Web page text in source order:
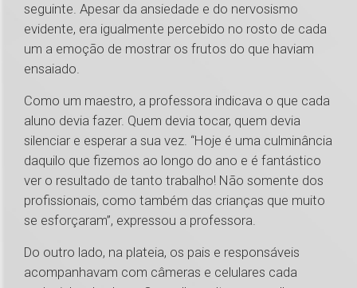
seguinte. Apesar da ansiedade e do nervosismo
evidente, era igualmente percebido no rosto de cada
um a emoção de mostrar os frutos do que haviam
ensaiado.
Como um maestro, a professora indicava o que cada
aluno devia fazer. Quem devia tocar, quem devia
silenciar e esperar a sua vez. “Hoje é uma culminância
daquilo que fizemos ao longo do ano e é fantástico
ver o resultado de tanto trabalho! Não somente dos
profissionais, como também das crianças que muito
se esforçaram”, expressou a professora.
Do outro lado, na plateia, os pais e responsáveis
acompanhavam com câmeras e celulares cada